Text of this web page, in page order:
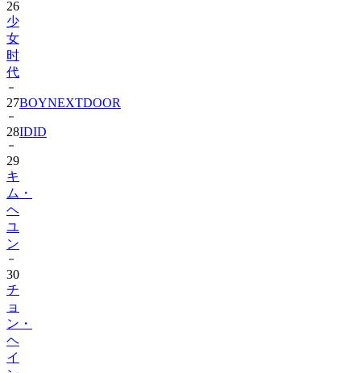
女
时
代
27
28IDID
29
キ
ム・
ヘ
ユ
ン
30
チ
ョ
ン・
ヘ
イ
ン
1